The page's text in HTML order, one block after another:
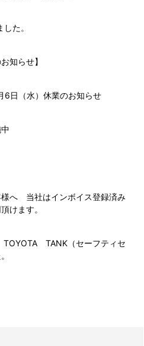
た。
知らせ】
6日（水）休業のお知らせ
様へ 当社はインボイス登録済み
けます。
TANK（セーフティセ